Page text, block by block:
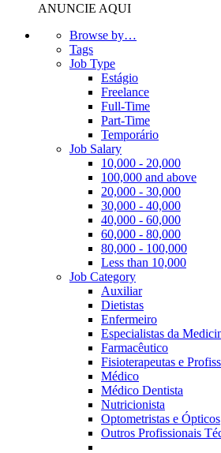
ANUNCIE AQUI
Browse by…
Tags
Job Type
Estágio
Freelance
Full-Time
Part-Time
Temporário
Job Salary
10,000 - 20,000
100,000 and above
20,000 - 30,000
30,000 - 40,000
40,000 - 60,000
60,000 - 80,000
80,000 - 100,000
Less than 10,000
Job Category
Auxiliar
Dietistas
Enfermeiro
Especialistas da
Farmacêutico
Fisioterapeutas e
Médico
Médico Dentista
Nutricionista
Optometristas e Ópticos
Outros Profissionais